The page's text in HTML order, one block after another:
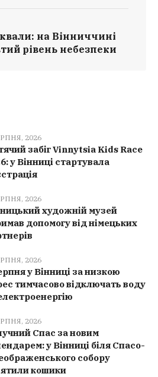
на Вінниччині
рівень небезпеки
2026
забіг Vinnytsia Kids Race
у Вінниці стартувала
2026
художній музей
допомогу від німецьких
2026
у Вінниці за низкою
тимчасово відключать воду
2026
Спас за новим
у Вінниці біля Спасо-
собору
кошики